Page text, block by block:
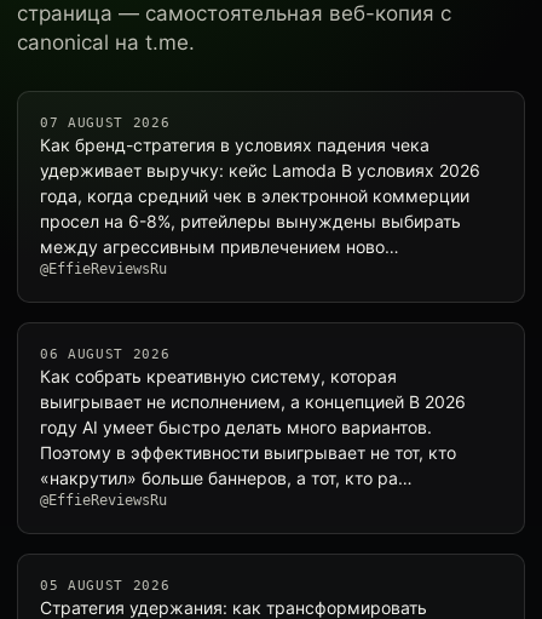
страница — самостоятельная веб-копия с
canonical на t.me.
07 AUGUST 2026
Как бренд-стратегия в условиях падения чека
удерживает выручку: кейс Lamoda В условиях 2026
года, когда средний чек в электронной коммерции
просел на 6-8%, ритейлеры вынуждены выбирать
между агрессивным привлечением ново…
@EffieReviewsRu
06 AUGUST 2026
Как собрать креативную систему, которая
выигрывает не исполнением, а концепцией В 2026
году AI умеет быстро делать много вариантов.
Поэтому в эффективности выигрывает не тот, кто
«накрутил» больше баннеров, а тот, кто ра…
@EffieReviewsRu
05 AUGUST 2026
Стратегия удержания: как трансформировать